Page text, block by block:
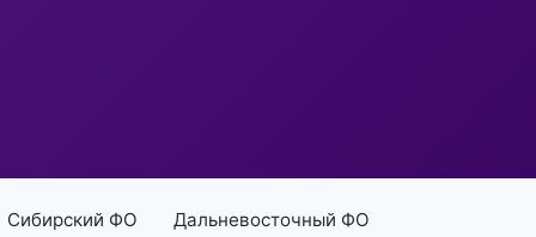
Сибирский ФО Дальневосточный ФО